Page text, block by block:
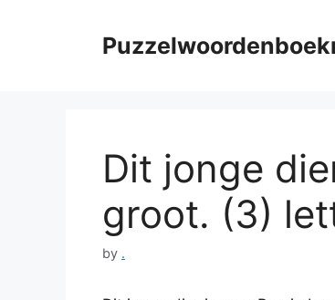
Dit jonge
groot. (3)
by .